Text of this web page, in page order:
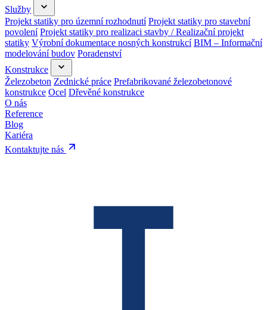
Služby
Projekt statiky pro územní rozhodnutí Projekt statiky pro stavební
povolení Projekt statiky pro realizaci stavby / Realizační projekt
statiky Výrobní dokumentace nosných konstrukcí BIM – Informační
modelování budov Poradenství
Konstrukce
Železobeton Zednické práce Prefabrikované železobetonové
konstrukce Ocel Dřevěné konstrukce
O nás
Reference
Blog
Kariéra
Kontaktujte nás